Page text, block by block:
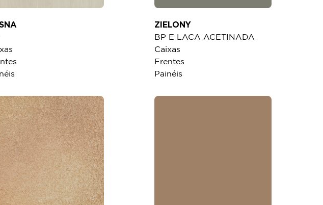
ZIELONY
BP E LACA ACETINADA
Caixas
Frentes
Painéis